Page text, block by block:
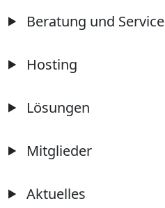
Beratung und Service
Hosting
Lösungen
Mitglieder
Aktuelles